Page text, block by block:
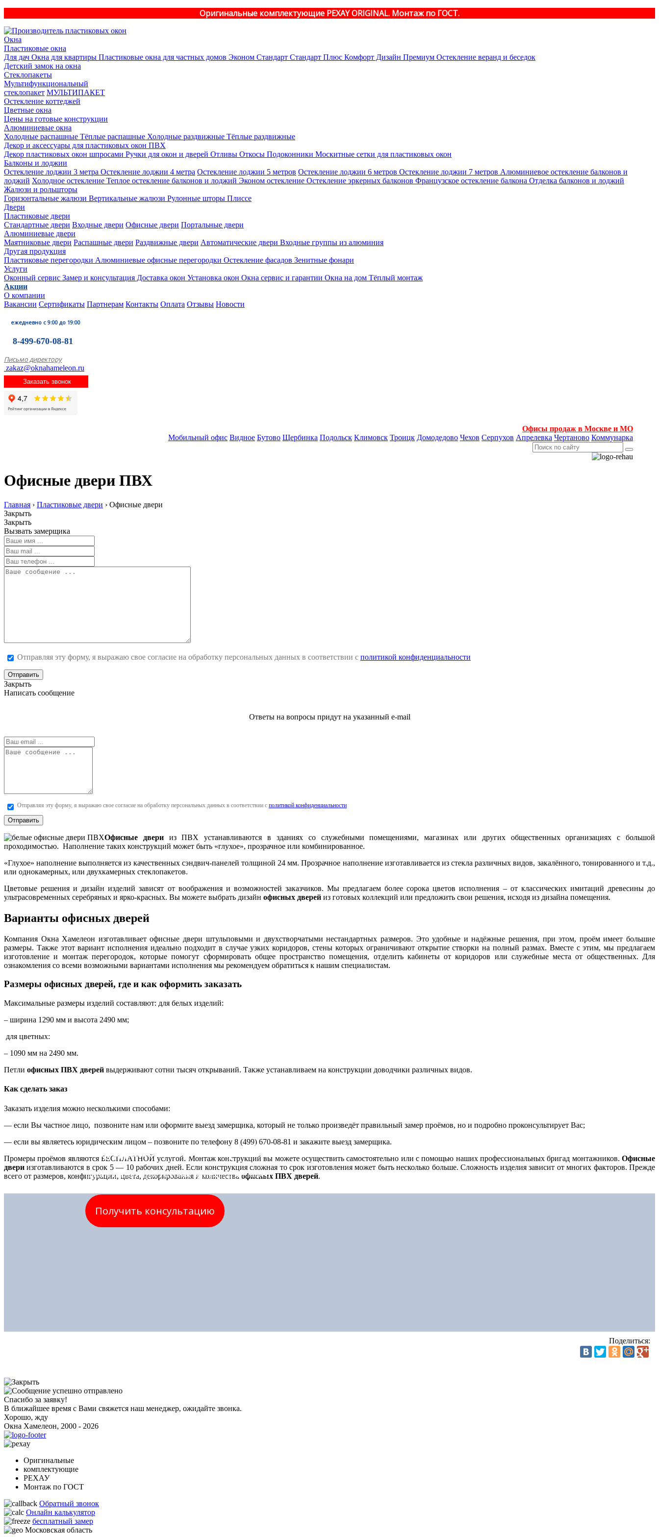
Оригинальные комплектующие PEXAY ORIGINAL. Монтаж по ГОСТ.
Окна
Пластиковые окна
Для дач Окна для квартиры Пластиковые окна для частных домов Эконом Стандарт Стандарт Плюс Комфорт Дизайн Премиум Остекление веранд и беседок
Детский замок на окна
Стеклопакеты
Мультифункциональный
стеклопакет МУЛЬТИПАКЕТ
Остекление коттеджей
Цветные окна
Цены на готовые конструкции
Алюминиевые окна
Холодные распашные Тёплые распашные Холодные раздвижные Тёплые раздвижные
Декор и аксессуары для пластиковых окон ПВХ
Декор пластиковых окон шпросами Ручки для окон и дверей Отливы Откосы Подоконники Москитные сетки для пластиковых окон
Балконы и лоджии
Остекление лоджии 3 метра Остекление лоджии 4 метра Остекление лоджии 5 метров Остекление лоджии 6 метров Остекление лоджии 7 метров Алюминиевое остекление балконов и
лоджий Холодное остекление Теплое остекление балконов и лоджий Эконом остекление Остекление эркерных балконов Французское остекление балкона Отделка балконов и лоджий
Жалюзи и рольшторы
Горизонтальные жалюзи Вертикальные жалюзи Рулонные шторы Плиссе
Двери
Пластиковые двери
Стандартные двери Входные двери Офисные двери Портальные двери
Алюминиевые двери
Маятниковые двери Распашные двери Раздвижные двери Автоматические двери Входные группы из алюминия
Другая продукция
Пластиковые перегородки Алюминиевые офисные перегородки Остекление фасадов Зенитные фонари
Услуги
Оконный сервис Замер и консультация Доставка окон Установка окон Окна сервис и гарантии Окна на дом Тёплый монтаж
Акции
О компании
Вакансии Сертификаты Партнерам Контакты Оплата Отзывы Новости
ежедневно с 9:00 до 19:00
8-499-670-08-81
Письмо директору
zakaz@oknahameleon.ru
Заказать звонок
Офисы продаж в Москве и МО
Мобильный офис Видное Бутово Щербинка Подольск Климовск Троицк Домодедово Чехов Серпухов Апрелевка Чертаново Коммунарка
Офисные двери ПВХ
Главная › Пластиковые двери › Офисные двери
Закрыть
Закрыть
Вызвать замерщика
Отправляя эту форму, я выражаю свое согласие на обработку персональных данных в соответствии с политикой конфиденциальности
Отправить
Закрыть
Написать сообщение
Ответы на вопросы придут на указанный e-mail
Отправляя эту форму, я выражаю свое согласие на обработку персональных данных в соответствии с политикой конфиденциальности
Отправить
Офисные дверииз ПВХ устанавливаются в зданиях со служебными помещениями, магазинах или других общественных организациях с большой
проходимостью. Наполнение таких конструкций может быть «глухое», прозрачное или комбинированное.
«Глухое» наполнение выполняется из качественных сэндвич-панелей толщиной 24 мм. Прозрачное наполнение изготавливается из стекла различных видов, закалённого, тонированного и т.д.,
или однокамерных, или двухкамерных стеклопакетов.
Цветовые решения и дизайн изделий зависят от воображения и возможностей заказчиков. Мы предлагаем более сорока цветов исполнения – от классических имитаций древесины до
ультрасовременных серебряных и ярко-красных. Вы можете выбрать дизайн офисных дверей из готовых коллекций или предложить свои решения, исходя из дизайна помещения.
Варианты офисных дверей
Компания Окна Хамелеон изготавливает офисные двери штульповыми и двухстворчатыми нестандартных размеров. Это удобные и надёжные решения, при этом, проём имеет большие
размеры. Также этот вариант исполнения идеально подходит в случае узких коридоров, стены которых ограничивают открытие створки на полный размах. Вместе с этим, мы предлагаем
изготовление и монтаж перегородок, которые помогут сформировать общее пространство помещения, отделить кабинеты от коридоров или служебные места от общественных. Для
ознакомления со всеми возможными вариантами исполнения мы рекомендуем обратиться к нашим специалистам.
Размеры офисных дверей, где и как оформить заказать
Максимальные размеры изделий составляют: для белых изделий:
– ширина 1290 мм и высота 2490 мм;
для цветных:
– 1090 мм на 2490 мм.
Петли офисных ПВХ дверей выдерживают сотни тысяч открываний. Также устанавливаем на конструкции доводчики различных видов.
Как сделать заказ
Заказать изделия можно несколькими способами:
— если Вы частное лицо, позвоните нам или оформите выезд замерщика, который не только произведёт правильный замер проёмов, но и подробно проконсультирует Вас;
— если вы являетесь юридическим лицом – позвоните по телефону 8 (499) 670-08-81 и закажите выезд замерщика.
Промеры проёмов являются БЕСПЛАТНОЙ услугой. Монтаж конструкций вы можете осуществить самостоятельно или с помощью наших профессиональных бригад монтажников. Офисные
двери изготавливаются в срок 5 — 10 рабочих дней. Если конструкция сложная то срок изготовления может быть несколько больше. Сложность изделия зависит от многих факторов. Прежде
всего от размеров, конфигурации, цвета, декорирования и количества офисных ПВХ дверей.
Определились с выбором?
Наши инженеры готовы приехать на замер
Получить консультацию
Поделиться:
Спасибо за заявку!
В ближайшее время с Вами свяжется наш менеджер, ожидайте звонка.
Хорошо, жду
Окна Хамелеон, 2000 - 2026
Оригинальные
комплектующие
РЕХАУ
Монтаж по ГОСТ
Обратный звонок
Онлайн калькулятор
бесплатный замер
Московская область